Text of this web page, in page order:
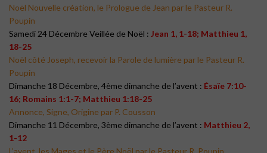
Noël Nouvelle création, le Prologue de Jean par le Pasteur R.
Poupin
Samedi 24 Décembre Veillée de Noël : Jean 1, 1-18; Matthieu 1,
18-25
Noël côté Joseph, recevoir la Parole de lumière par le Pasteur R.
Poupin
Dimanche 18 Décembre, 4ème dimanche de l’avent : Ésaïe 7:10-
16; Romains 1:1-7; Matthieu 1:18-25
Annonce, Signe, Origine par P. Cousson
Dimanche 11 Décembre, 3ème dimanche de l’avent : Matthieu 2,
1-12
L’avent, les Mages et le Père Noël par le Pasteur R. Poupin